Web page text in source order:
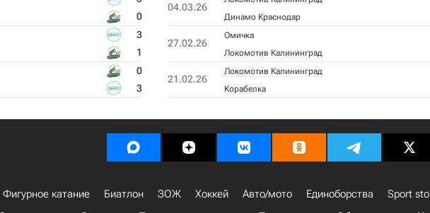
0
3
1
0
3
04.03.26
Динамо Краснодар
27.02.26
Омичка
Локомотив Калининград
21.02.26
Локомотив Калининград
Корабелка
Фигурное катание Биатлон ЗОЖ Хоккей Авто/мото Единоборства
Sport